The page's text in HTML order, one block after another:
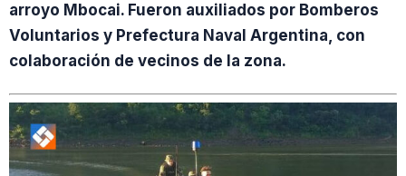
arroyo Mbocai. Fueron auxiliados por Bomberos
Voluntarios y Prefectura Naval Argentina, con
colaboración de vecinos de la zona.